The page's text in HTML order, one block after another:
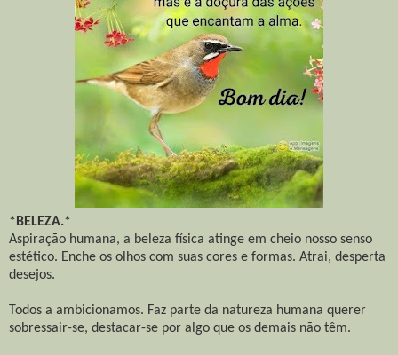
*BELEZA.*
Aspiração humana, a beleza física atinge em cheio nosso senso
estético. Enche os olhos com suas cores e formas. Atrai, desperta
desejos.
Todos a ambicionamos. Faz parte da natureza humana querer
sobressair-se, destacar-se por algo que os demais não têm.